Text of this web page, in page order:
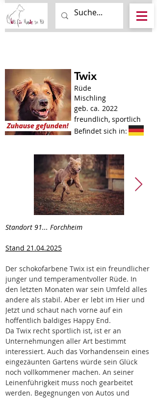
Twix
Rüde
Mischling
geb. ca. 2022
freundlich, sportlich
Befindet sich in:
Standort 91... Forchheim
Stand 21.04.2025
Der schokofarbene Twix ist ein freundlicher
junger und temperamentvoller Rüde. In
den letzten Monaten war sein Umfeld alles
andere als stabil. Aber er lebt im Hier und
Jetzt und schaut nach vorne auf ein
hoffentlich baldiges Happy End.
Da Twix recht sportlich ist, ist er an
Unternehmungen aller Art bestimmt
interessiert. Auch das Vorhandensein eines
eingezäunten Gartens würde sein Glück
noch vollkommener machen. An seiner
Leinenführigkeit muss noch gearbeitet
werden. Begegnungen von Autos und